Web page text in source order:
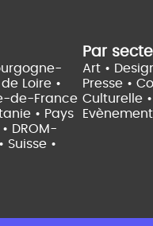
Loire •
de-France
• Pays
DROM-
Suisse •
Par
Art •
Presse •
Culturelle •